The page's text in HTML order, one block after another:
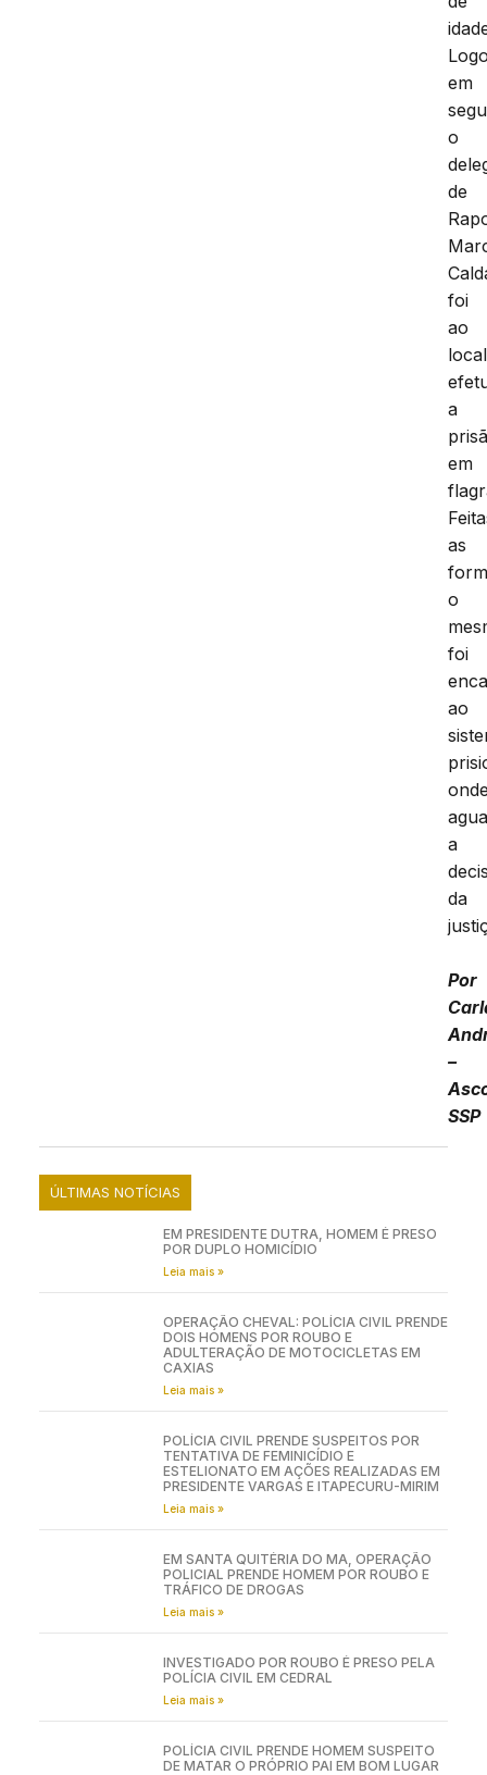
em
o
de
foi
ao
local
a
em
as
o
foi
ao
a
da
Por
–
SSP
ÚLTIMAS NOTÍCIAS
EM PRESIDENTE DUTRA, HOMEM É PRESO
POR DUPLO HOMICÍDIO
Leia mais »
OPERAÇÃO CHEVAL: POLÍCIA CIVIL PRENDE
DOIS HOMENS POR ROUBO E
ADULTERAÇÃO DE MOTOCICLETAS EM
CAXIAS
Leia mais »
POLÍCIA CIVIL PRENDE SUSPEITOS POR
TENTATIVA DE FEMINICÍDIO E
ESTELIONATO EM AÇÕES REALIZADAS EM
PRESIDENTE VARGAS E ITAPECURU-MIRIM
Leia mais »
EM SANTA QUITÉRIA DO MA, OPERAÇÃO
POLICIAL PRENDE HOMEM POR ROUBO E
TRÁFICO DE DROGAS
Leia mais »
INVESTIGADO POR ROUBO É PRESO PELA
POLÍCIA CIVIL EM CEDRAL
Leia mais »
POLÍCIA CIVIL PRENDE HOMEM SUSPEITO
DE MATAR O PRÓPRIO PAI EM BOM LUGAR